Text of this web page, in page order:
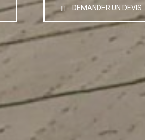
DEMANDER UN DEVIS